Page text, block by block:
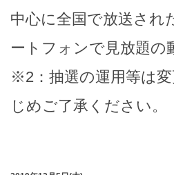
中心に全国で放送され
ートフォンで見放題の
※2：抽選の運用等は
じめご了承ください。